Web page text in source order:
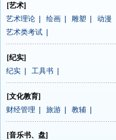
[艺术]
艺术理论
绘画 雕塑 动漫
艺术类考试
[纪实]
纪实
工具书
[文化教育]
财经管理
旅游 教辅
[音乐书、盘]